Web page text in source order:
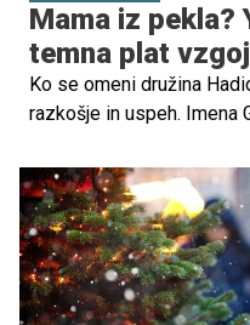
Mama iz pekla?
temna plat
Ko se omeni družina
razkošje in uspeh. Imena
najuglednejših revij. A za
zapletena in pogosto
ima osrednjo vlogo
nekdanja manekenka in
mediji dolga leta